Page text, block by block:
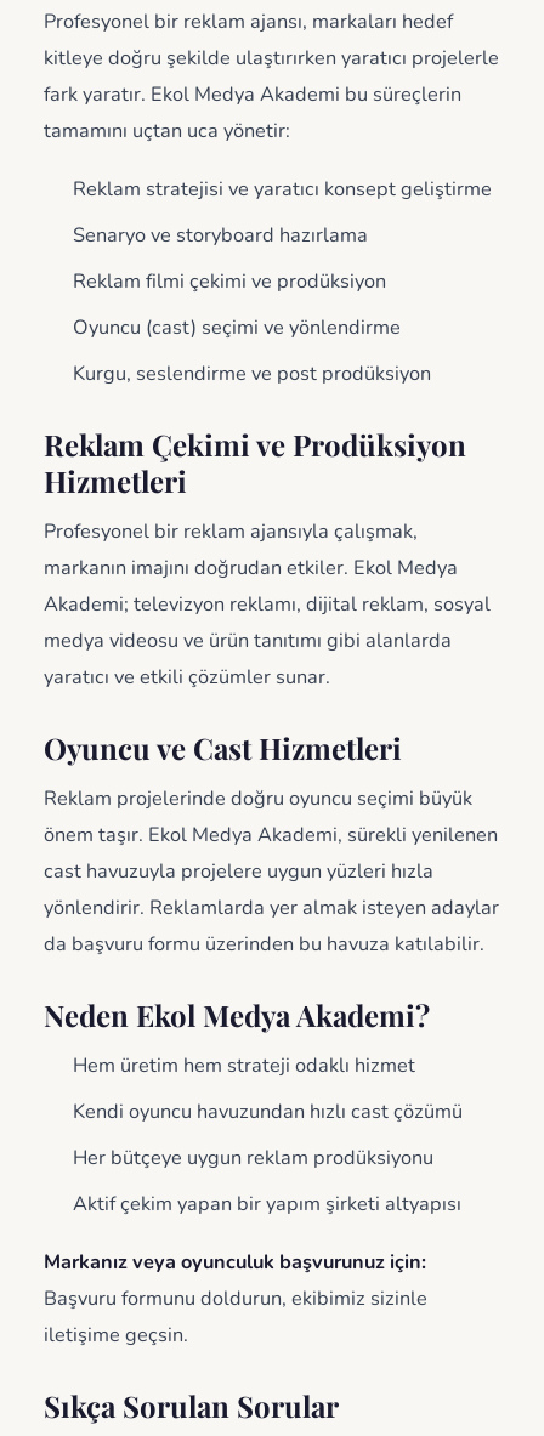
Profesyonel bir reklam ajansı, markaları hedef
kitleye doğru şekilde ulaştırırken yaratıcı projelerle
fark yaratır. Ekol Medya Akademi bu süreçlerin
tamamını uçtan uca yönetir:
Reklam stratejisi ve yaratıcı konsept geliştirme
Senaryo ve storyboard hazırlama
Reklam filmi çekimi ve prodüksiyon
Oyuncu (cast) seçimi ve yönlendirme
Kurgu, seslendirme ve post prodüksiyon
Reklam Çekimi ve Prodüksiyon
Hizmetleri
Profesyonel bir reklam ajansıyla çalışmak,
markanın imajını doğrudan etkiler. Ekol Medya
Akademi; televizyon reklamı, dijital reklam, sosyal
medya videosu ve ürün tanıtımı gibi alanlarda
yaratıcı ve etkili çözümler sunar.
Oyuncu ve Cast Hizmetleri
Reklam projelerinde doğru oyuncu seçimi büyük
önem taşır. Ekol Medya Akademi, sürekli yenilenen
cast havuzuyla projelere uygun yüzleri hızla
yönlendirir. Reklamlarda yer almak isteyen adaylar
da başvuru formu üzerinden bu havuza katılabilir.
Neden Ekol Medya Akademi?
Hem üretim hem strateji odaklı hizmet
Kendi oyuncu havuzundan hızlı cast çözümü
Her bütçeye uygun reklam prodüksiyonu
Aktif çekim yapan bir yapım şirketi altyapısı
Markanız veya oyunculuk başvurunuz için:
Başvuru formunu doldurun, ekibimiz sizinle
iletişime geçsin.
Sıkça Sorulan Sorular